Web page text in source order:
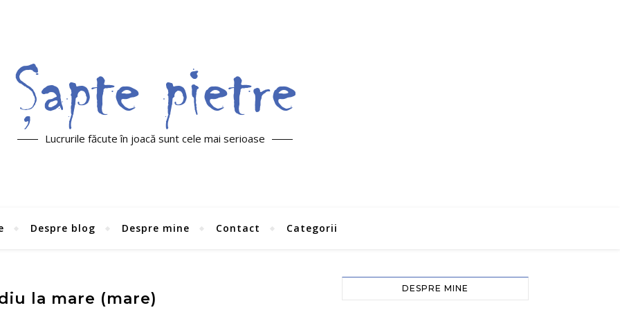
Lucrurile făcute în joacă sunt cele mai serioase
Despre blog Despre mine Contact Categorii
la mare (mare)
DESPRE MINE